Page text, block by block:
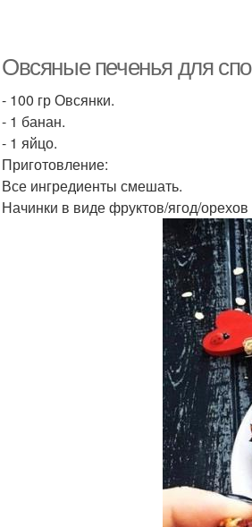
Печение из овсяных
Печение с овсяными
Овсяные печенья для
- 100 гр Овсянки.
- 1 банан.
- 1 яйцо.
Приготовление:
Все ингредиенты смешать.
Начинки в виде фруктов/ягод/